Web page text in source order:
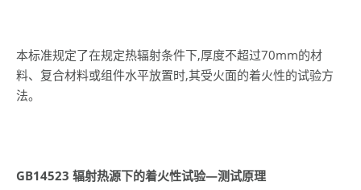
本标准规定了在规定热辐射条件下,厚度不超过70mm的材
料、复合材料或组件水平放置时,其受火面的着火性的试验方
法。
GB14523 辐射热源下的着火性试验—测试原理